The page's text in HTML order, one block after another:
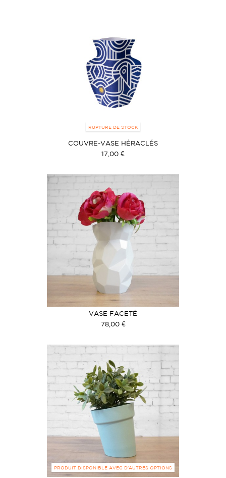
RUPTURE DE STOCK
COUVRE-VASE HÉRACLÉS
17,00 €
VASE FACETÉ
78,00 €
PRODUIT DISPONIBLE AVEC D'AUTRES OPTIONS